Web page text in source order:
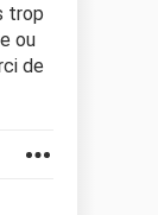
trop
ou
de